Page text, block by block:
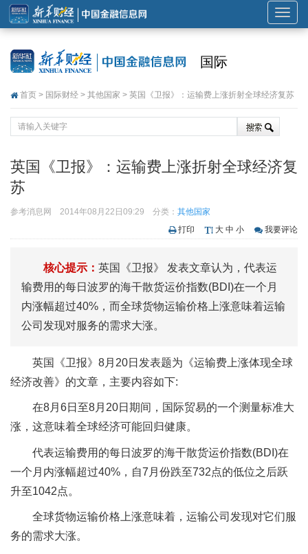
展
开
导
国际
首页 > 国际财经 > 其他国家 > 英国《卫报》：运输费上涨折射全球经济复苏
英国《卫报》：运输费上涨折射全球经济复
苏
参考消息网 2014年08月22日09:29 分类： 其他国家
打印
大 中 小 我要评论
核心提示： 英国《卫报》 发表文章认为，代表运
输费用的每日波罗的海干散货运价指数(BDI)在一个月
内涨幅超过40%，而全球货物运输价格上涨意味着运输
公司发现对服务的需求大涨。
英国《卫报》8月20日发表题为《运输费上涨体现全球
经济改善》的文章，主要内容如下:
在8月6日至8月20日期间，国际贸易的一个测量标准大
涨，这意味着全球经济可能回归健康。
代表运输费用的每日波罗的海干散货运价指数(BDI)在
一个月内涨幅超过40%，自7月份跌至732点的低位之后跃
升至1042点。
全球货物运输价格上涨意味着，运输公司发现对它们服
务的需求大涨。